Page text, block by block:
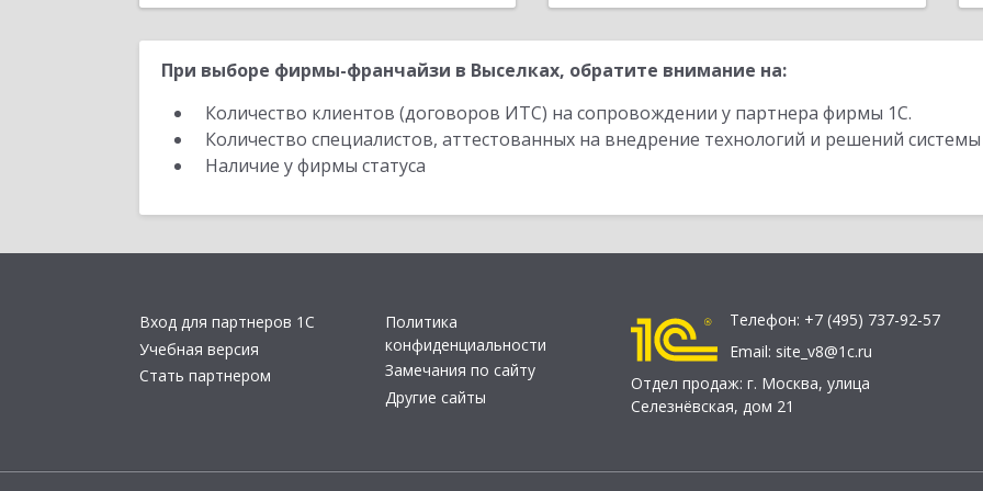
При выборе фирмы-франчайзи в Выселках, обратите внимание на:
Количество клиентов (договоров ИТС) на сопровождении у партнера фирмы 1С.
Количество специалистов, аттестованных на внедрение технологий и решений
Наличие у фирмы статуса
Вход для партнеров 1С
Учебная версия
Стать партнером
Политика
конфиденциальности
Замечания по сайту
Другие сайты
Телефон: +7 (495) 737-92-57
Email: site_v8@1c.ru
Отдел продаж: г. Москва, улица
Селезнёвская, дом 21